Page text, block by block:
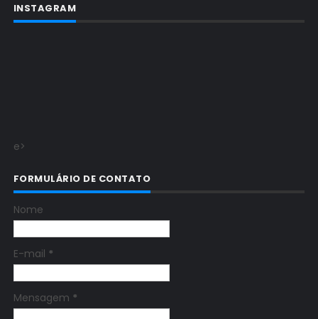
INSTAGRAM
e>
FORMULÁRIO DE CONTATO
Nome
E-mail *
Mensagem *